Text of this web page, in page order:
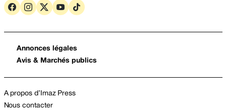
Annonces légales
Avis & Marchés publics
A propos d’Imaz Press
Nous contacter